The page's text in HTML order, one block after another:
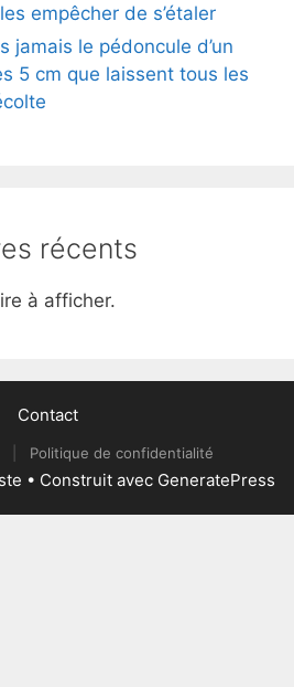
empêcher de s’étaler
jamais le pédoncule d’un
5 cm que laissent tous les
récents
à afficher.
Contact
Politique de confidentialité
• Construit avec GeneratePress